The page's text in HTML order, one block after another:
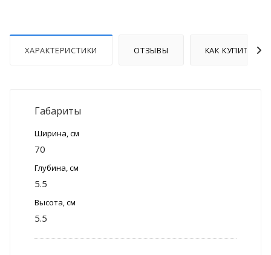
ХАРАКТЕРИСТИКИ ОТЗЫВЫ КАК КУПИТЬ
Габариты
Ширина, см
70
Глубина, см
5.5
Высота, см
5.5